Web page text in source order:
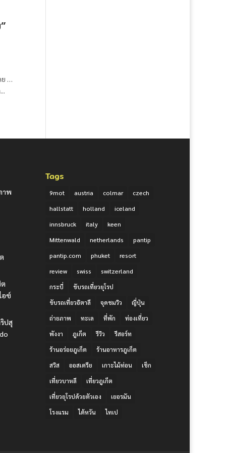
ย …
าพ
อซ์
ปสุ
Tags
9mot austria colmar
czech
hallstatt
holland
iceland
innsbruck
italy
keen
Mittenwald
netherlands
pantip
pantip.com
phuket
resort
review
swiss
switzerland
กระบี่
ขับรถเที่ยวยุโรป
ขับรถเที่ยวอิตาลี
จุดชมวิว
ญี่ปุ่น
ถ่ายภาพ
ทะเล ที่พัก
ท่องเที่ยว
พังงา
ภูเก็ต รีวิว
รีสอร์ท
ร้านอร่อยภูเก็ต
ร้านอาหารภูเก็ต
สวิส
ออสเตรีย เกาะไม้ท่อน
เช็ก
เที่ยวบาหลี
เที่ยวภูเก็ต
เที่ยวยุโรปด้วยตัวเอง
เยอรมัน
โรงแรม
ไต้หวัน ไทเป